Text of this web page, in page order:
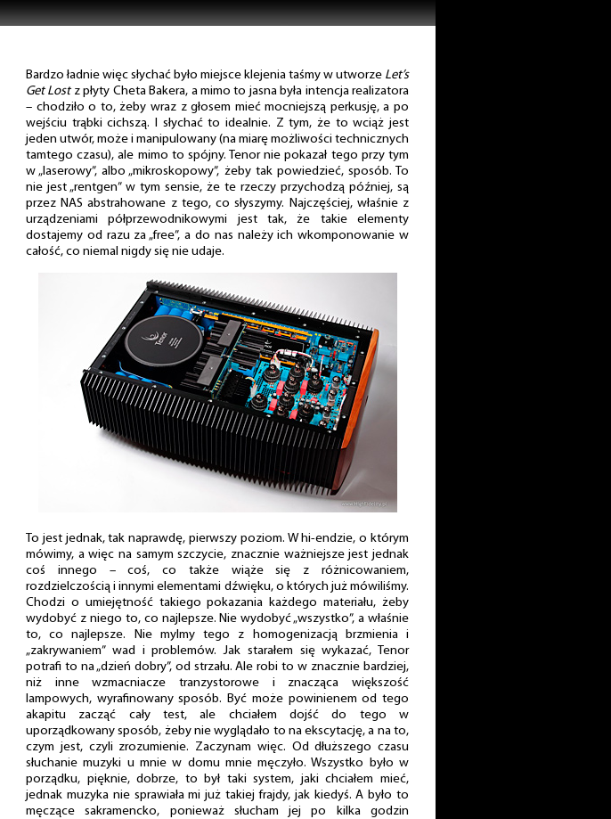
Bardzo ładnie więc słychać było miejsce klejenia taśmy w utworze Let’s
Get Lostz płyty Cheta Bakera, a mimo to jasna była intencja realizatora
– chodziło o to, żeby wraz z głosem mieć mocniejszą perkusję, a po
wejściu trąbki cichszą. I słychać to idealnie. Z tym, że to wciąż jest
jeden utwór, może i manipulowany (na miarę możliwości technicznych
tamtego czasu), ale mimo to spójny. Tenor nie pokazał tego przy tym
w „laserowy”, albo „mikroskopowy”, żeby tak powiedzieć, sposób. To
nie jest „rentgen” w tym sensie, że te rzeczy przychodzą później, są
przez NAS abstrahowane z tego, co słyszymy. Najczęściej, właśnie z
urządzeniami półprzewodnikowymi jest tak, że takie elementy
dostajemy od razu za „free”, a do nas należy ich wkomponowanie w
całość, co niemal nigdy się nie udaje.
To jest jednak, tak naprawdę, pierwszy poziom. W hi-endzie, o którym
mówimy, a więc na samym szczycie, znacznie ważniejsze jest jednak
coś innego – coś, co także wiąże się z różnicowaniem,
rozdzielczością i innymi elementami dźwięku, o których już mówiliśmy.
Chodzi o umiejętność takiego pokazania każdego materiału, żeby
wydobyć z niego to, co najlepsze. Nie wydobyć „wszystko”, a właśnie
to, co najlepsze. Nie mylmy tego z homogenizacją brzmienia i
„zakrywaniem” wad i problemów. Jak starałem się wykazać, Tenor
potrafi to na „dzień dobry”, od strzału. Ale robi to w znacznie bardziej,
niż inne wzmacniacze tranzystorowe i znacząca większość
lampowych, wyrafinowany sposób. Być może powinienem od tego
akapitu zacząć cały test, ale chciałem dojść do tego w
uporządkowany sposób, żeby nie wyglądało to na ekscytację, a na to,
czym jest, czyli zrozumienie. Zaczynam więc. Od dłuższego czasu
słuchanie muzyki u mnie w domu mnie męczyło. Wszystko było w
porządku, pięknie, dobrze, to był taki system, jaki chciałem mieć,
jednak muzyka nie sprawiała mi już takiej frajdy, jak kiedyś. A było to
męczące sakramencko, ponieważ słucham jej po kilka godzin